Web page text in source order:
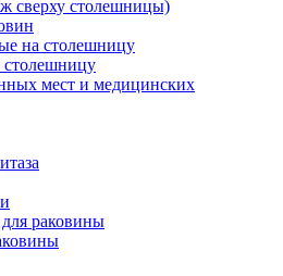
сверху столешницы)
на столешницу
столешницу
мест и медицинских
раковины